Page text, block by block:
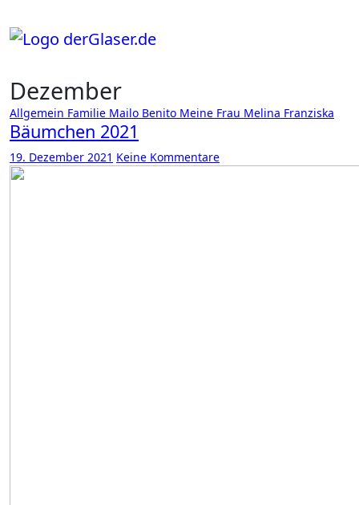
Inhalt
springen
Dezember
Allgemein Familie Mailo Benito Meine Frau Melina Franziska
Bäumchen 2021
19. Dezember 2021 Keine Kommentare